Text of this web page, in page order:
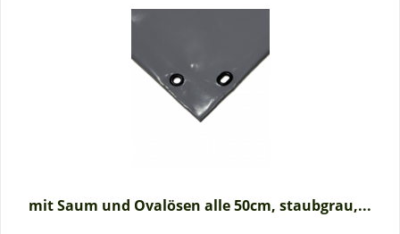
mit Saum und Ovalösen alle 50cm, staubgrau,...